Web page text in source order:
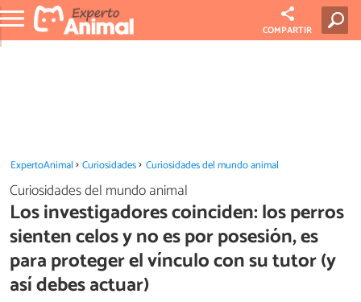
COMPARTIR
ExpertoAnimal Curiosidades Curiosidades del mundo animal
Curiosidades del mundo animal
Los investigadores coinciden: los perros
sienten celos y no es por posesión, es
para proteger el vínculo con su tutor (y
así debes actuar)